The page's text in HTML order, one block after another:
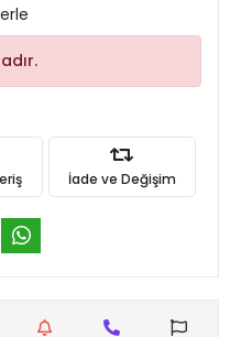
İade ve Değişim